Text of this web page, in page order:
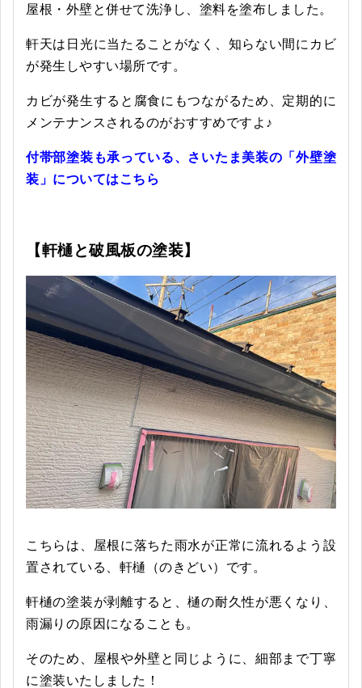
屋根・外壁と併せて洗浄し、塗料を塗布しました。
軒天は日光に当たることがなく、知らない間にカビ
が発生しやすい場所です。
カビが発生すると腐食にもつながるため、定期的に
メンテナンスされるのがおすすめですよ♪
付帯部塗装も承っている、さいたま美装の「外壁塗
装」についてはこちら
【軒樋と破風板の塗装】
こちらは、屋根に落ちた雨水が正常に流れるよう設
置されている、軒樋（のきどい）です。
軒樋の塗装が剥離すると、樋の耐久性が悪くなり、
雨漏りの原因になることも。
そのため、屋根や外壁と同じように、細部まで丁寧
に塗装いたしました！